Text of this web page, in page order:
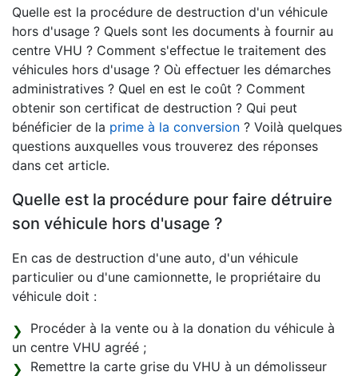
Quelle est la procédure de destruction d'un véhicule
hors d'usage ? Quels sont les documents à fournir au
centre VHU ? Comment s'effectue le traitement des
véhicules hors d'usage ? Où effectuer les démarches
administratives ? Quel en est le coût ? Comment
obtenir son certificat de destruction ? Qui peut
bénéficier de la prime à la conversion ? Voilà quelques
questions auxquelles vous trouverez des réponses
dans cet article.
Quelle est la procédure pour faire détruire
son véhicule hors d'usage ?
En cas de destruction d'une auto, d'un véhicule
particulier ou d'une camionnette, le propriétaire du
véhicule doit :
Procéder à la vente ou à la donation du véhicule à
un centre VHU agréé ;
Remettre la carte grise du VHU à un démolisseur